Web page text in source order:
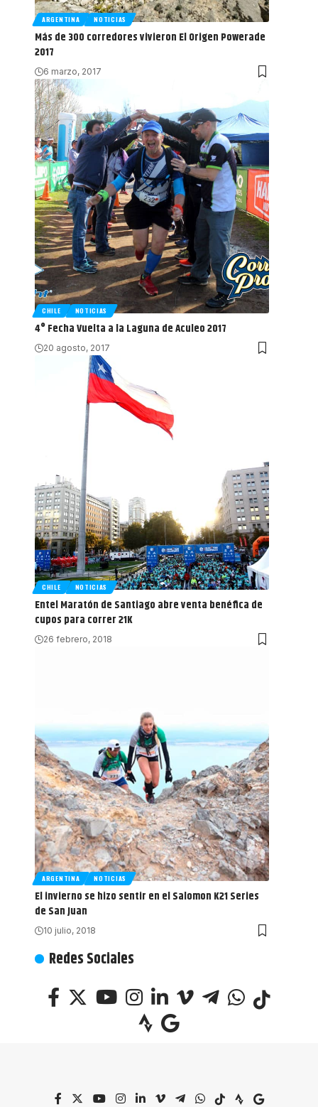
ARGENTINA NOTICIAS
Más de 300 corredores vivieron El Origen Powerade
2017
6 marzo, 2017
CHILE NOTICIAS
4° Fecha Vuelta a la Laguna de Aculeo 2017
20 agosto, 2017
CHILE NOTICIAS
Entel Maratón de Santiago abre venta benéfica de
cupos para correr 21K
26 febrero, 2018
ARGENTINA NOTICIAS
El invierno se hizo sentir en el Salomon K21 Series
de San Juan
10 julio, 2018
Redes Sociales